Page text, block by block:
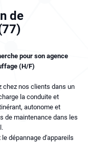
de
pour son agence
(H/F)
chez nos clients dans un
la conduite et
autonome et
de maintenance dans les
dépannage d'appareils